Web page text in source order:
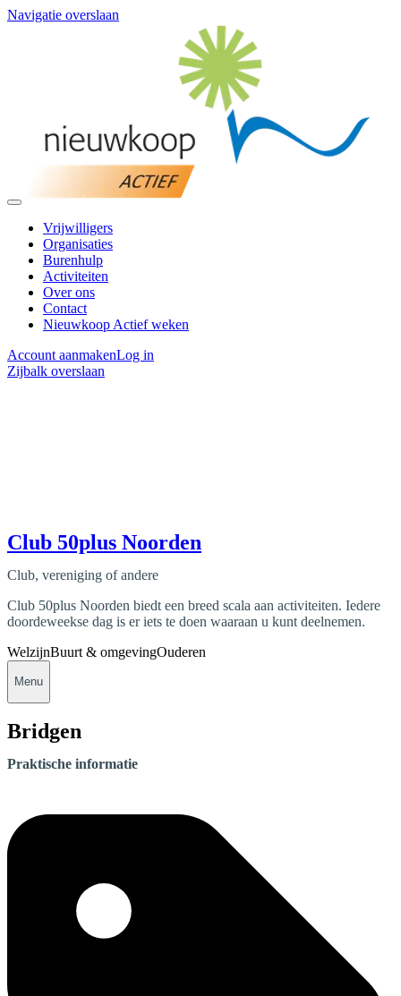
Navigatie overslaan
Vrijwilligers
Organisaties
Burenhulp
Activiteiten
Over ons
Contact
Nieuwkoop Actief weken
Account aanmakenLog in
Zijbalk overslaan
Club 50plus Noorden
Club, vereniging of andere
Club 50plus Noorden biedt een breed scala aan activiteiten. Iedere
doordeweekse dag is er iets te doen waaraan u kunt deelnemen.
WelzijnBuurt & omgevingOuderen
Menu
Bridgen
Praktische informatie